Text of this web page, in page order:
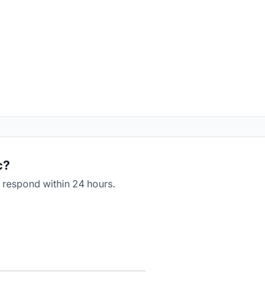
within 24 hours.